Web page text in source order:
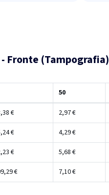
Fronte (Tampografia)
50
€ 2,97 €
€ 4,29 €
€ 5,68 €
€ 7,10 €